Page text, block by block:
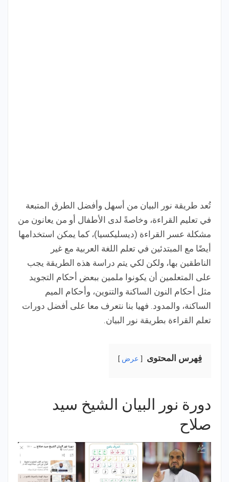
تُعد طريقة نور البيان من أسهل وأفضل الطرق المتبعة
في تعليم القراءة، وخاصةً لدى الأطفال أو من يعانون من
مشكلة عسر القراءة (ديسليكسيا)، كما يمكن استخدامها
أيضًا مع المبتدئين في تعلم اللغة العربية مع غير
الناطقين بها، ولكن لكي يتم دراسة هذه الطريقة يجب
على المتعلمين أن يكونوا ملمين ببعض أحكام التجويد
مثل أحكام النون الساكنة والتنوين، وأحكام الميم
الساكنة، والمدود. فهيا بنا نتعرف معا على أفضل دورات
تعلم القراءة بطريقة نور البيان.
فِهرس المحتوى عرض
دورة نور البيان الشيخ سيد
صلاح